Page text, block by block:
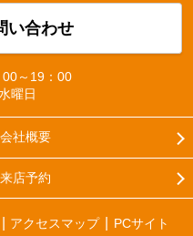
い合わせ
00～19：00
曜日
会社概要
来店予約
アクセスマップ
PCサイト